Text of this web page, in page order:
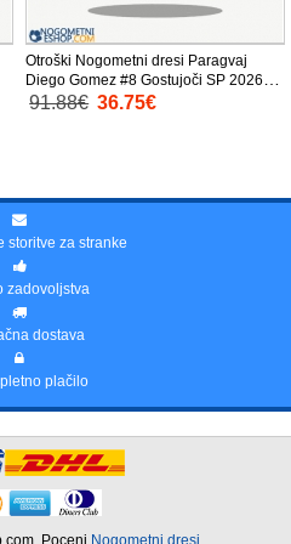
Otroški Nogometni dresi Paragvaj
Diego Gomez #8 Gostujoči SP 2026
Kratek Rokav (+ Kratke hlače)
91.88€ 36.75€
storitve za stranke
zadovoljstva
dostava
plačilo
Poceni Nogometni dresi